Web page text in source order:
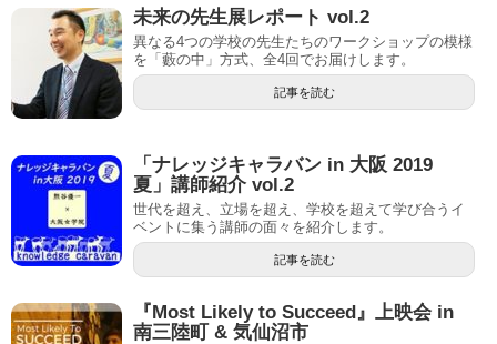
未来の先生展レポート vol.2
異なる4つの学校の先生たちのワークショップの模様
を「藪の中」方式、全4回でお届けします。
記事を読む
「ナレッジキャラバン in 大阪 2019
夏」講師紹介 vol.2
世代を超え、立場を超え、学校を超えて学び合うイ
ベントに集う講師の面々を紹介します。
記事を読む
『Most Likely to Succeed』上映会 in
南三陸町 & 気仙沼市